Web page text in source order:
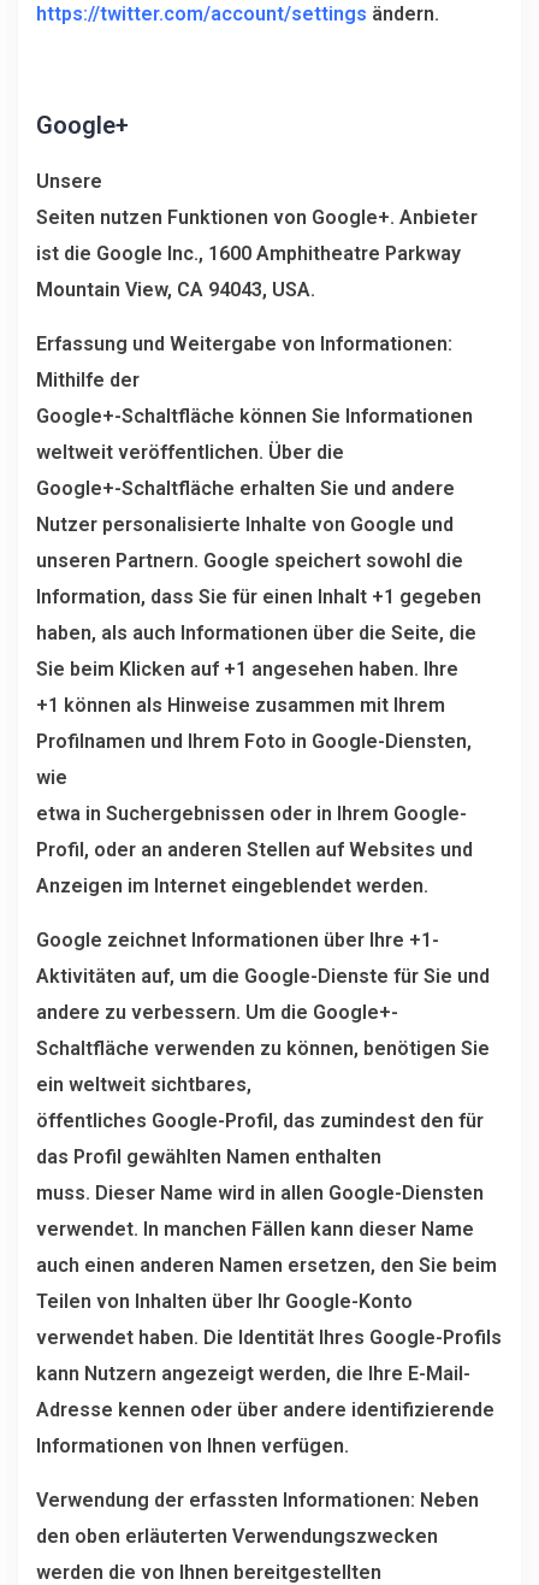
https://twitter.com/account/settings ändern.
Google+
Unsere
Seiten nutzen Funktionen von Google+. Anbieter
ist die Google Inc., 1600 Amphitheatre Parkway
Mountain View, CA 94043, USA.
Erfassung und Weitergabe von Informationen:
Mithilfe der
Google+-Schaltfläche können Sie Informationen
weltweit veröffentlichen. Über die
Google+-Schaltfläche erhalten Sie und andere
Nutzer personalisierte Inhalte von Google und
unseren Partnern. Google speichert sowohl die
Information, dass Sie für einen Inhalt +1 gegeben
haben, als auch Informationen über die Seite, die
Sie beim Klicken auf +1 angesehen haben. Ihre
+1 können als Hinweise zusammen mit Ihrem
Profilnamen und Ihrem Foto in Google-Diensten,
wie
etwa in Suchergebnissen oder in Ihrem Google-
Profil, oder an anderen Stellen auf Websites und
Anzeigen im Internet eingeblendet werden.
Google zeichnet Informationen über Ihre +1-
Aktivitäten auf, um die Google-Dienste für Sie und
andere zu verbessern. Um die Google+-
Schaltfläche verwenden zu können, benötigen Sie
ein weltweit sichtbares,
öffentliches Google-Profil, das zumindest den für
das Profil gewählten Namen enthalten
muss. Dieser Name wird in allen Google-Diensten
verwendet. In manchen Fällen kann dieser Name
auch einen anderen Namen ersetzen, den Sie beim
Teilen von Inhalten über Ihr Google-Konto
verwendet haben. Die Identität Ihres Google-Profils
kann Nutzern angezeigt werden, die Ihre E-Mail-
Adresse kennen oder über andere identifizierende
Informationen von Ihnen verfügen.
Verwendung der erfassten Informationen: Neben
den oben erläuterten Verwendungszwecken
werden die von Ihnen bereitgestellten